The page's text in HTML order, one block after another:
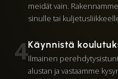
meidät vain.
sinulle tai
4Käynnistä
Ilmainen
alustan ja vastaamme